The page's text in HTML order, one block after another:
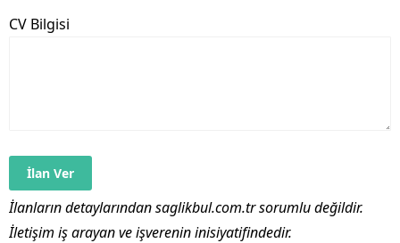
CV Bilgisi
İlanların detaylarından saglikbul.com.tr sorumlu değildir.
İletişim iş arayan ve işverenin inisiyatifindedir.